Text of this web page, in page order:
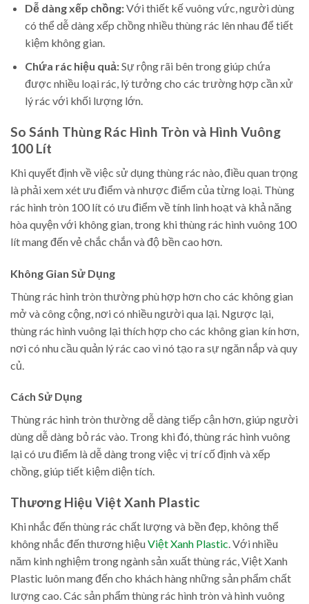
Dễ dàng xếp chồng:Với thiết kế vuông vức, người dùng
có thể dễ dàng xếp chồng nhiều thùng rác lên nhau để tiết
kiệm không gian.
Chứa rác hiệu quả:Sự rộng rãi bên trong giúp chứa
được nhiều loại rác, lý tưởng cho các trường hợp cần xử
lý rác với khối lượng lớn.
So Sánh Thùng Rác Hình Tròn và Hình Vuông
100 Lít
Khi quyết định về việc sử dụng thùng rác nào, điều quan trọng
là phải xem xét ưu điểm và nhược điểm của từng loại. Thùng
rác hình tròn 100 lít có ưu điểm về tính linh hoạt và khả năng
hòa quyện với không gian, trong khi thùng rác hình vuông 100
lít mang đến vẻ chắc chắn và độ bền cao hơn.
Không Gian Sử Dụng
Thùng rác hình tròn thường phù hợp hơn cho các không gian
mở và công cộng, nơi có nhiều người qua lại. Ngược lại,
thùng rác hình vuông lại thích hợp cho các không gian kín hơn,
nơi có nhu cầu quản lý rác cao vì nó tạo ra sự ngăn nắp và quy
củ.
Cách Sử Dụng
Thùng rác hình tròn thường dễ dàng tiếp cận hơn, giúp người
dùng dễ dàng bỏ rác vào. Trong khi đó, thùng rác hình vuông
lại có ưu điểm là dễ dàng trong việc vị trí cố định và xếp
chồng, giúp tiết kiệm diện tích.
Thương Hiệu Việt Xanh Plastic
Khi nhắc đến thùng rác chất lượng và bền đẹp, không thể
không nhắc đến thương hiệuViệt Xanh Plastic . Với nhiều
năm kinh nghiệm trong ngành sản xuất thùng rác, Việt Xanh
Plastic luôn mang đến cho khách hàng những sản phẩm chất
lượng cao. Các sản phẩm thùng rác hình tròn và hình vuông